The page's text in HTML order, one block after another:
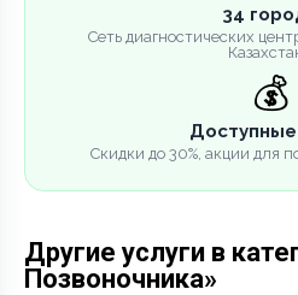
34
Сеть диагностических
💰
Скидки до 30%, акции для
Другие услуги в
Позвоночника»